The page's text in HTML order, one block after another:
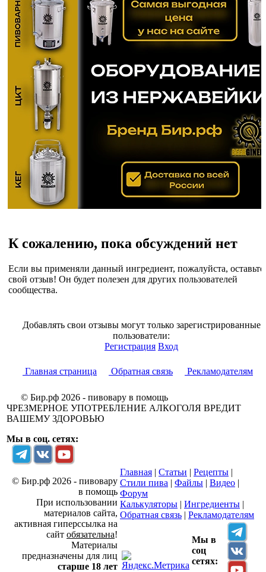
К сожалению, пока обсуждений нет
Если вы применяли данный ингредиент, пожалуйста, оставьте
свой отзыв! Он будет полезен для других пользователей
сообщества.
Добавлять свои отзывы могут только зарегистрированные
пользователи:
Регистрация Вход
Главная страница Обратная связь Рекламодателям
© Бир.рф 2026 - пивовару в помощь
ЧРЕЗМЕРНОЕ УПОТРЕБЛЕНИЕ АЛКОГОЛЯ ВРЕДИТ
ВАШЕМУ ЗДОРОВЬЮ
Мы в соц. сетях:
© Бир.рф 2026 - пивовару
в помощь
При использовании
материалов сайта,
активная гиперссылка на
сайт обязательна!
Материалы
предназначены для лиц
старше 18 лет
Главная | Статьи | Рецепты |
Стили пива | Файлы | Видео |
Форум
Калькуляторы | Ингредиенты |
Обратная связь | Рекламодателям
Мы в
соц
сетях: